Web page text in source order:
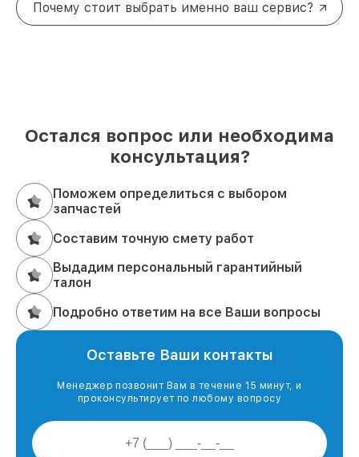
Почему стоит выбрать именно ваш сервис?
Остался вопрос или необходима
консультация?
Поможем определиться с выбором
запчастей
Составим точную смету работ
Выдадим персональный гарантийный
талон
Подробно ответим на все Ваши вопросы
Оставьте Ваши контакты
Менеджер позвонит Вам в течение 15 минут, и
проконсультирует по любому вопросу